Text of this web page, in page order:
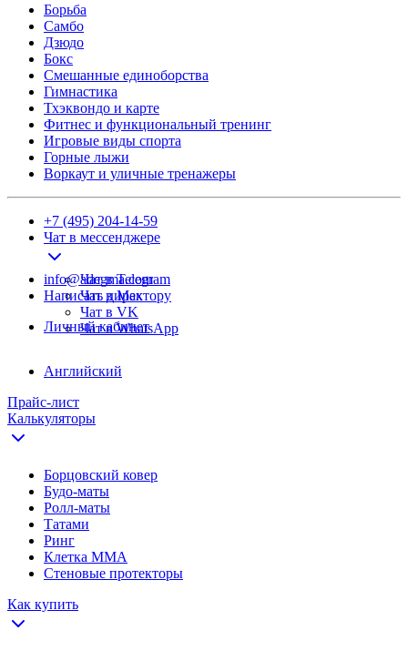
Борьба
Самбо
Дзюдо
Бокс
Смешанные единоборства
Гимнастика
Тхэквондо и карте
Фитнес и функциональный тренинг
Игровые виды спорта
Горные лыжи
Воркаут и уличные тренажеры
+7 (495) 204-14-59
Чат в мессенджере
Чат в Telegram
Чат в Max
Чат в VK
Чат в WhatsApp
info@adegma.com
Написать директору
Личный кабинет
Английский
Прайс-лист
Калькуляторы
Борцовский ковер
Будо-маты
Ролл-маты
Татами
Ринг
Клетка ММА
Стеновые протекторы
Как купить